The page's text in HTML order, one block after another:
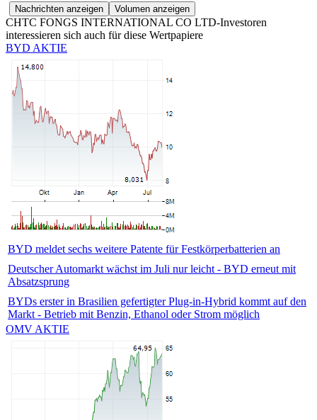
CHTC FONGS INTERNATIONAL CO LTD-Investoren
interessieren sich auch für diese Wertpapiere
BYD AKTIE
BYD meldet sechs weitere Patente für Festkörperbatterien an
Deutscher Automarkt wächst im Juli nur leicht - BYD erneut mit
Absatzsprung
BYDs erster in Brasilien gefertigter Plug-in-Hybrid kommt auf den
Markt - Betrieb mit Benzin, Ethanol oder Strom möglich
OMV AKTIE